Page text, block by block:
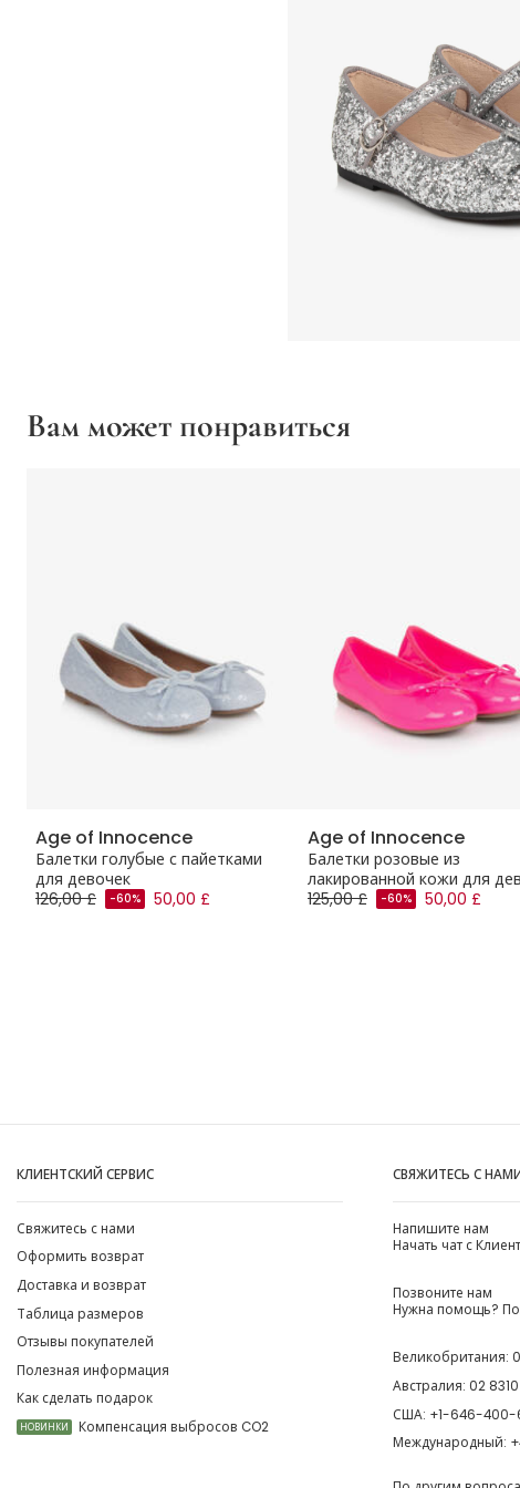
Вам может понравиться
Age of Innocence
Балетки голубые с пайетками
для девочек
126,00 £
-60% 50,00 £
Age of Innocence
Балетки розовые из
лакированной кожи для
125,00 £
-60% 50,00 £
КЛИЕНТСКИЙ СЕРВИС
Свяжитесь с нами
Оформить возврат
Доставка и возврат
Таблица размеров
Отзывы покупателей
Полезная информация
Как сделать подарок
НОВИНКИ Компенсация выбросов CO2
СВЯЖИТЕСЬ С
Напишите нам
Начать чат с
Позвоните нам
Нужна помощь?
Великобритания:
Австралия: 02
США: +1-646-400-
Международный: